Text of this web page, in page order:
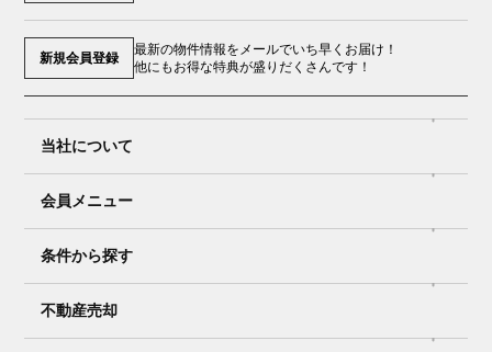
新規会員登録
最新の物件情報をメールでいち早くお届け！
他にもお得な特典が盛りだくさんです！
当社について
会員メニュー
条件から探す
不動産売却